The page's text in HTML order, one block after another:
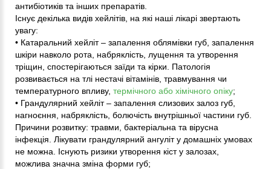
антибіотиків та інших препаратів.
Існує декілька видів хейлітів, на які наші лікарі звертають
увагу:
• Катаральний хейліт – запалення облямівки губ, запалення
шкіри навколо рота, набряклість, лущення та утворення
тріщин, спостерігаються заїди та кірки. Патологія
розвивається на тлі нестачі вітамінів, травмування чи
температурного впливу, термічного або хімічного опіку;
• Грандулярний хейліт – запалення слизових залоз губ,
нагноєння, набряклість, болючість внутрішньої частини губ.
Причини розвитку: травми, бактеріальна та вірусна
інфекція. Лікувати грандулярний ангуліт у домашніх умовах
не можна. Існують ризики утворення кіст у залозах,
можлива значна зміна форми губ;